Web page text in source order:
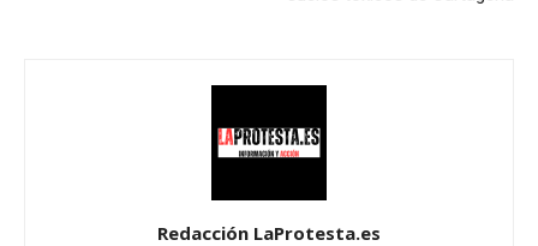
Redacción LaProtesta.es